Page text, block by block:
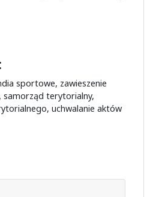
sportowe, zawieszenie
terytorialny,
uchwalanie aktów